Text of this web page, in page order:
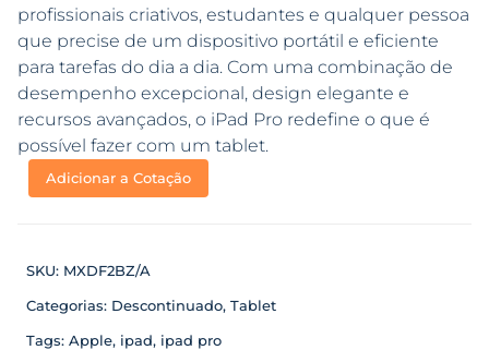
profissionais criativos, estudantes e qualquer pessoa
que precise de um dispositivo portátil e eficiente
para tarefas do dia a dia. Com uma combinação de
desempenho excepcional, design elegante e
recursos avançados, o iPad Pro redefine o que é
possível fazer com um tablet.
Adicionar a Cotação
SKU: MXDF2BZ/A
Categorias: Descontinuado, Tablet
Tags: Apple, ipad, ipad pro